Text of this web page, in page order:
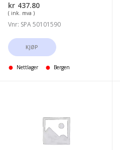
kr 437.80
( ink. mva )
Vnr: SPA 50101590
KJØP
Nettlager Bergen
minibench,
Pneumatisk